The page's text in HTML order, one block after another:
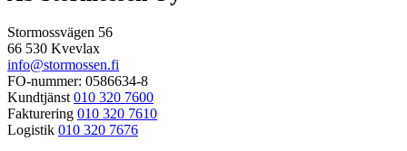
Stormossvägen 56
66 530 Kvevlax
info@stormossen.fi
FO-nummer: 0586634-8
Kundtjänst 010 320 7600
Fakturering 010 320 7610
Logistik 010 320 7676